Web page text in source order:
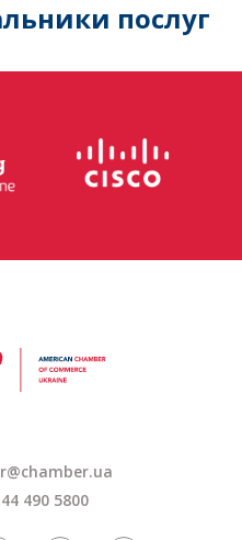
послуг
490 5800